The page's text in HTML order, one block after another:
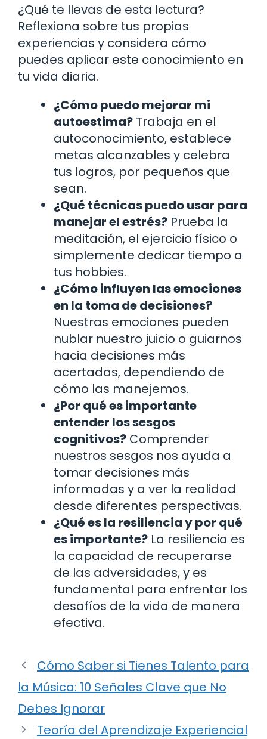
¿Qué te llevas de esta lectura?
Reflexiona sobre tus propias
experiencias y considera cómo
puedes aplicar este conocimiento en
tu vida diaria.
¿Cómo puedo mejorar mi
autoestima? Trabaja en el
autoconocimiento, establece
metas alcanzables y celebra
tus logros, por pequeños que
sean.
¿Qué técnicas puedo usar para
manejar el estrés? Prueba la
meditación, el ejercicio físico o
simplemente dedicar tiempo a
tus hobbies.
¿Cómo influyen las emociones
en la toma de decisiones?
Nuestras emociones pueden
nublar nuestro juicio o guiarnos
hacia decisiones más
acertadas, dependiendo de
cómo las manejemos.
¿Por qué es importante
entender los sesgos
cognitivos? Comprender
nuestros sesgos nos ayuda a
tomar decisiones más
informadas y a ver la realidad
desde diferentes perspectivas.
¿Qué es la resiliencia y por qué
es importante? La resiliencia es
la capacidad de recuperarse
de las adversidades, y es
fundamental para enfrentar los
desafíos de la vida de manera
efectiva.
Cómo Saber si Tienes Talento para
la Música: 10 Señales Clave que No
Debes Ignorar
Teoría del Aprendizaje Experiencial